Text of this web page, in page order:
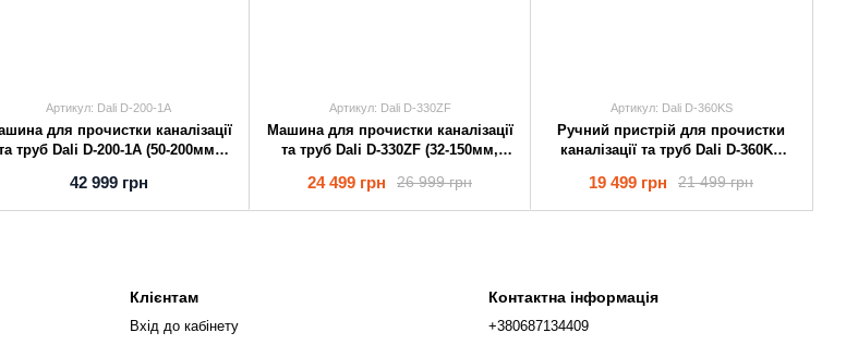
Артикул: Dali D-200-1A
для прочистки каналізації
труб Dali D-200-1A (50-200мм,
42 999 грн
Артикул: Dali D-330ZF
Машина для прочистки каналізації
та труб Dali D-330ZF (32-150мм,
26 999 грн
24 499 грн
Артикул: Dali D-360KS
Ручний пристрій для прочистки
каналізації та труб Dali D-360KS
21 499 грн
19 499 грн
Клієнтам
Вхід до кабінету
Контактна інформація
+380687134409